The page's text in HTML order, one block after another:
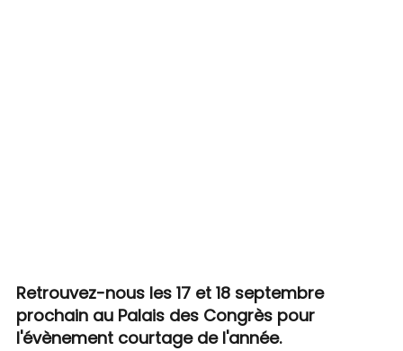
Retrouvez-nous les 17 et 18 septembre
prochain au Palais des Congrès pour
l'évènement courtage de l'année.